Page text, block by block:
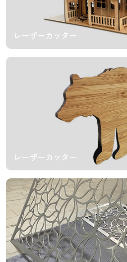
レーザーカッター
レーザーカッター